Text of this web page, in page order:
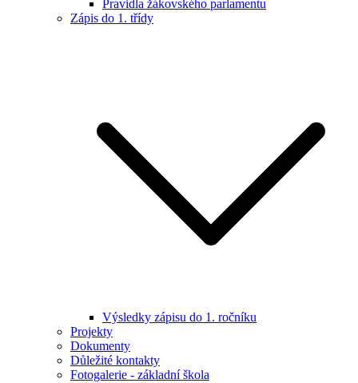
Pravidla žákovského parlamentu
Zápis do 1. třídy
Výsledky zápisu do 1. ročníku
Projekty
Dokumenty
Důležité kontakty
Fotogalerie - základní škola